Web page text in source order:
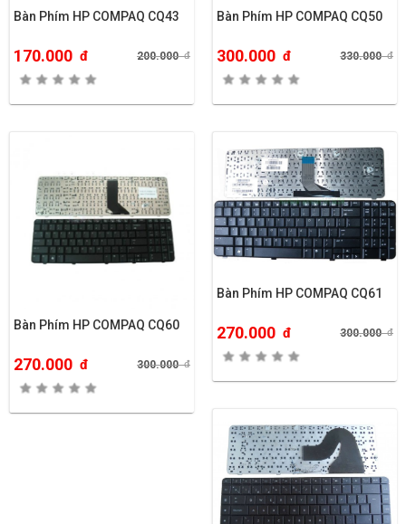
Bàn Phím HP COMPAQ CQ43
170.000 đ 200.000đ
Bàn Phím HP COMPAQ CQ50
300.000 đ 330.000đ
Bàn Phím HP COMPAQ CQ60
270.000 đ 300.000đ
Bàn Phím HP COMPAQ CQ61
270.000 đ 300.000đ